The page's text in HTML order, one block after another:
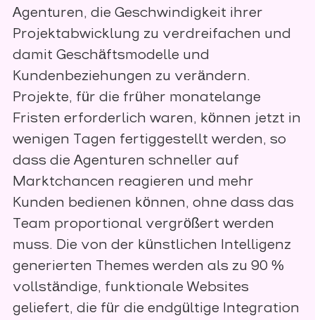
Agenturen, die Geschwindigkeit ihrer
Projektabwicklung zu verdreifachen und
damit Geschäftsmodelle und
Kundenbeziehungen zu verändern.
Projekte, für die früher monatelange
Fristen erforderlich waren, können jetzt in
wenigen Tagen fertiggestellt werden, so
dass die Agenturen schneller auf
Marktchancen reagieren und mehr
Kunden bedienen können, ohne dass das
Team proportional vergrößert werden
muss. Die von der künstlichen Intelligenz
generierten Themes werden als zu 90 %
vollständige, funktionale Websites
geliefert, die für die endgültige Integration